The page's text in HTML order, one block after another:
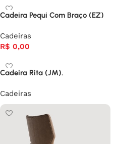
Cadeira Pequi Com Braço (EZ)
Cadeiras
R$ 0,00
Cadeira Rita (JM).
Cadeiras